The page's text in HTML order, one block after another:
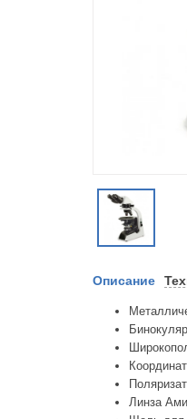
Описание
Линза